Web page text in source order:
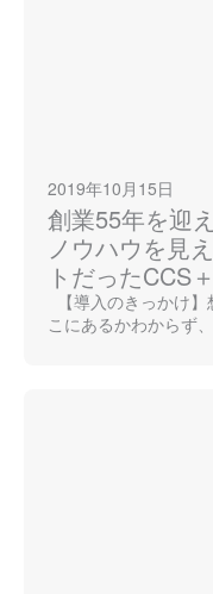
2019年10月15日
創業55年を迎
ノウハウを見
トだったCCS
【導入のきっかけ
こにあるかわからず